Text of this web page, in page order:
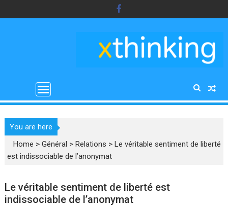
to
You are here
Home >Général >Relations >Le véritable sentiment de liberté
est indissociable de l’anonymat
Le véritable sentiment de liberté est
indissociable de l’anonymat